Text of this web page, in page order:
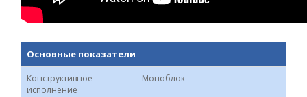
Основные показатели
Конструктивное
исполнение
Моноблок